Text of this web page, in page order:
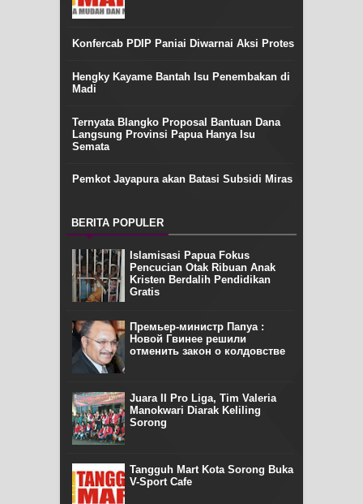
Konfercab PDIP Paniai Diwarnai Aksi Protes
Hengky Kayame Bantah Isu Penembakan di
Madi
Ternyata Blangko Proposal Bantuan Dana
Langsung Provinsi Papua Hanya Isu
Semata
Pemkot Jayapura akan Batasi Subsidi Miras
BERITA POPULER
Islamisasi Papua Fokus
Pencucian Otak Ribuan Anak
Kristen Berdalih Pendidikan
Gratis
Премьер-министр Папуа :
Новой Гвинее решили
отменить закон о колдовстве
Juara II Pro Liga, Tim Valeria
Manokwari Diarak Keliling
Sorong
Tangguh Mart Kota Sorong Buka
V-Sport Cafe